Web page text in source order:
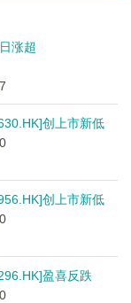
涨超
创上市新低
创上市新低
盈喜反跌